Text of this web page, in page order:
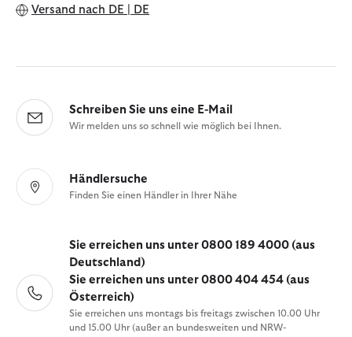
Versand nach DE | DE
Schreiben Sie uns eine E-Mail
Wir melden uns so schnell wie möglich bei Ihnen.
Händlersuche
Finden Sie einen Händler in Ihrer Nähe
Sie erreichen uns unter 0800 189 4000 (aus
Deutschland)
Sie erreichen uns unter 0800 404 454 (aus
Österreich)
Sie erreichen uns montags bis freitags zwischen 10.00 Uhr
und 15.00 Uhr (außer an bundesweiten und NRW-